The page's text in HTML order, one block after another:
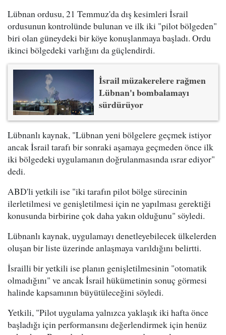
Lübnan ordusu, 21 Temmuz'da dış kesimleri İsrail
ordusunun kontrolünde bulunan ve ilk iki "pilot bölgeden"
biri olan güneydeki bir köye konuşlanmaya başladı. Ordu
ikinci bölgedeki varlığını da güçlendirdi.
İsrail müzakerelere rağmen
Lübnan'ı bombalamayı
sürdürüyor
Lübnanlı kaynak, "Lübnan yeni bölgelere geçmek istiyor
ancak İsrail tarafı bir sonraki aşamaya geçmeden önce ilk
iki bölgedeki uygulamanın doğrulanmasında ısrar ediyor"
dedi.
ABD'li yetkili ise "iki tarafın pilot bölge sürecinin
ilerletilmesi ve genişletilmesi için ne yapılması gerektiği
konusunda birbirine çok daha yakın olduğunu" söyledi.
Lübnanlı kaynak, uygulamayı denetleyebilecek ülkelerden
oluşan bir liste üzerinde anlaşmaya varıldığını belirtti.
İsrailli bir yetkili ise planın genişletilmesinin "otomatik
olmadığını" ve ancak İsrail hükümetinin sonuç görmesi
halinde kapsamının büyütüleceğini söyledi.
Yetkili, "Pilot uygulama yalnızca yaklaşık iki hafta önce
başladığı için performansını değerlendirmek için henüz